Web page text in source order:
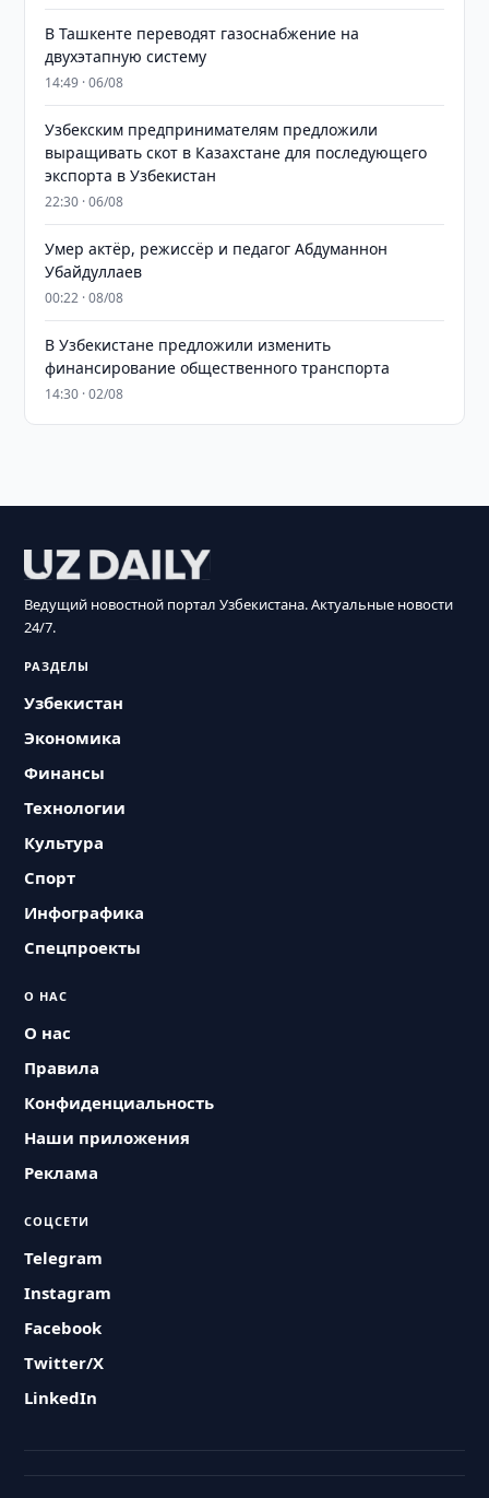
В Ташкенте переводят газоснабжение на
двухэтапную систему
14:49 · 06/08
Узбекским предпринимателям предложили
выращивать скот в Казахстане для последующего
экспорта в Узбекистан
22:30 · 06/08
Умер актёр, режиссёр и педагог Абдуманнон
Убайдуллаев
00:22 · 08/08
В Узбекистане предложили изменить
финансирование общественного транспорта
14:30 · 02/08
Ведущий новостной портал Узбекистана. Актуальные новости
24/7.
РАЗДЕЛЫ
Узбекистан
Экономика
Финансы
Технологии
Культура
Спорт
Инфографика
Спецпроекты
О НАС
О нас
Правила
Конфиденциальность
Наши приложения
Реклама
СОЦСЕТИ
Telegram
Instagram
Facebook
Twitter/X
LinkedIn